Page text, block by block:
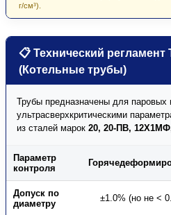
г/см³).
📋 Технический регламент
(Котельные трубы)
Трубы предназначены для паровых
ультрасверхкритическими
из сталей марок 20, 20-ПВ,
Параметр
контроля
Допуск по
диаметру
±1.0% (но не <